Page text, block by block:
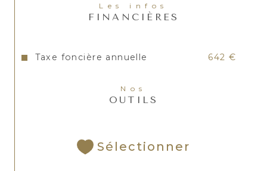
Les infos
FINANCIÈRES
Taxe foncière annuelle 642 €
Nos
OUTILS
Sélectionner